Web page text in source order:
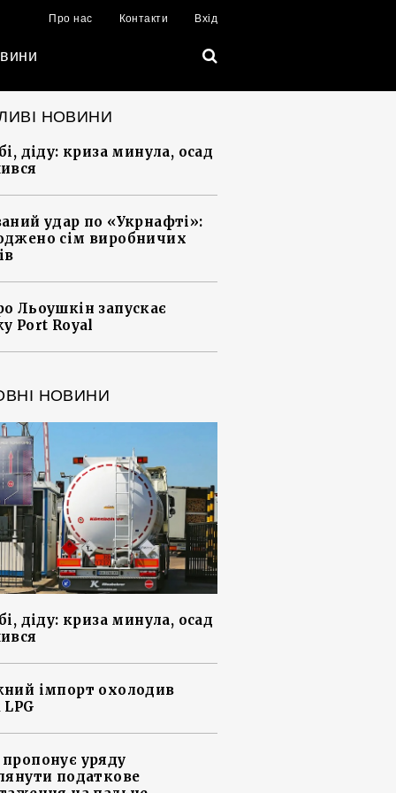
Про нас Контакти Вхід
НОВИНИ
діду: криза минула, осад
удар по «Укрнафті»:
сім виробничих
Льоушкін запускає
Port Royal
НОВИНИ
діду: криза минула, осад
імпорт охолодив
уряду
податкове